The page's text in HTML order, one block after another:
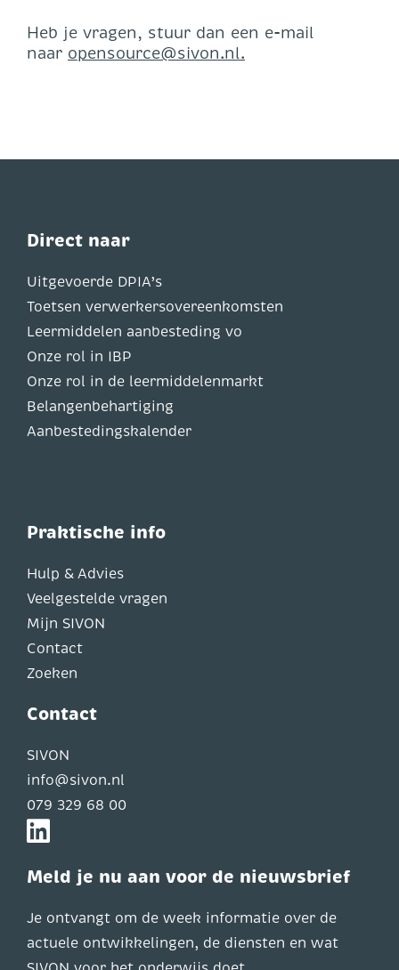
Heb je vragen, stuur dan een e-mail
naar opensource@sivon.nl.
Direct naar
Uitgevoerde DPIA’s
Toetsen verwerkersovereenkomsten
Leermiddelen aanbesteding vo
Onze rol in IBP
Onze rol in de leermiddelenmarkt
Belangenbehartiging
Aanbestedingskalender
Praktische info
Hulp & Advies
Veelgestelde vragen
Mijn SIVON
Contact
Zoeken
Contact
SIVON
info@sivon.nl
079 329 68 00
Meld je nu aan voor de nieuwsbrief
Je ontvangt om de week informatie over de
actuele ontwikkelingen, de diensten en wat